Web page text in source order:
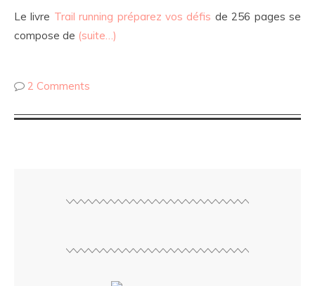
Le livre Trail running préparez vos défis de 256 pages se
compose de (suite…)
2 Comments